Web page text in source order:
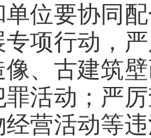
单位要协同
项行动，
像、古建筑
活动 ； 严
经营活动等